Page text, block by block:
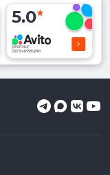
5.0
рейтинг
организации